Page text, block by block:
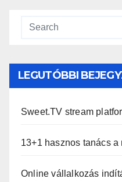
LEGUTÓBBI
Sweet.TV stream
13+1 hasznos tanács
Online vállalkozás